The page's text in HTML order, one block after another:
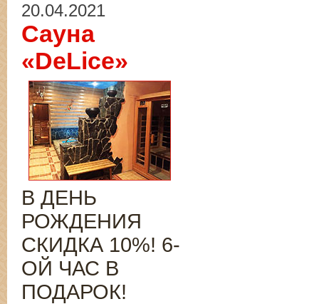
20.04.2021
Сауна
«DeLice»
В ДЕНЬ
РОЖДЕНИЯ
СКИДКА 10%! 6-
ОЙ ЧАС В
ПОДАРОК!